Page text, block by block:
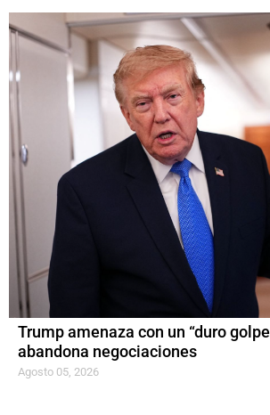
Trump amenaza con un “duro
abandona negociaciones
Agosto 05, 2026